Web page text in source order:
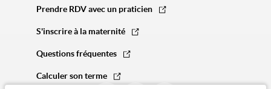
Prendre RDV avec un praticien
S'inscrire à la maternité
Questions fréquentes
Calculer son terme